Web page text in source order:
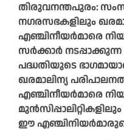
തിരുവനന്തപുരം:
നഗരസഭകളിലും
എഞ്ചിനീയര്‍മാരെ
സര്‍ക്കാര്‍
പദ്ധതിയുടെ
ഖരമാലിന്യ
എഞ്ചിനീയര്‍മാരെ
ഈ